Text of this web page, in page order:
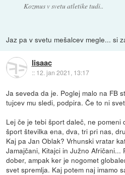
Kozmus v svetu atletike tudi..
Jaz pa v svetu mešalcev megle... si
lisaac
:: 12. jan 2021, 13:17
Ja seveda da je. Poglej malo na FB
tujcev mu sledi, podpira. Če to ni
Lej če je tebi šport daleč, ne pomeni
šport številka ena, dva, tri pri nas,
Kaj pa Jan Oblak? Vrhunski vratar
Jamajčani, Kitajci in Južno Afričani...
dober, ampak ker je nogomet
svet spremlja. Kaj potem naj imamo